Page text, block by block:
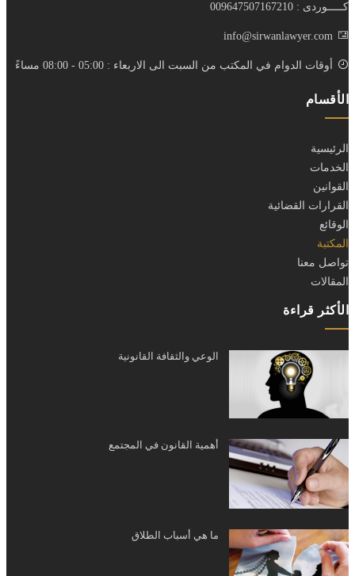
كـــــوردى : 009647507167210
info@sirwanlawyer.com
أوقات الدوام في المكتب من السبت الى الاربعاء : 05:00 - 08:00 مساءً
الأقسام
الرئيسية
الخدمات
القوانين
القرارات القضائية
الوقائع
المكتبة
تواصل معنا
المقالات
الأكثر قراءة
الوعي والثقافة القانونية
أهمية القانون في المجتمع
ما هي أسباب الطلاق